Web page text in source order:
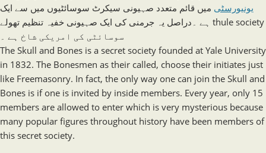
یونیورسٹی میں قائم متعدد صہیونی سیکرٹ سوسائٹیوں میں سے ایک
ہے ۔دراصل یہ جرمنی کی ایک صہیونی خفیہ تنظیم تھولے thule society
سوسائٹی کی امریکی شاخ ہے ۔
The Skull and Bones is a secret society founded at Yale University
in 1832. The Bonesmen as their called, choose their initiates just
like Freemasonry. In fact, the only way one can join the Skull and
Bones is if one is invited by inside members. Every year, only 15
members are allowed to enter which is very mysterious because
many popular figures throughout history have been members of
this secret society.